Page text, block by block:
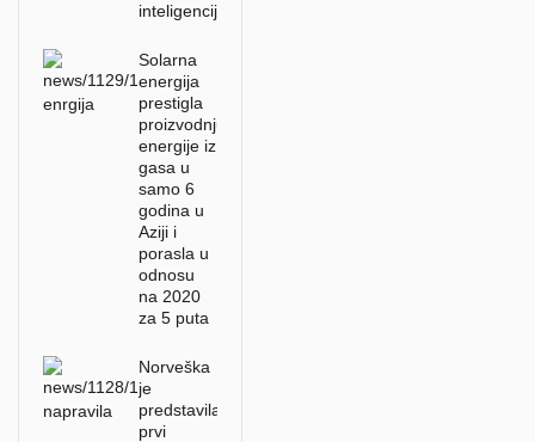
inteligencije?
Solarna
energija
prestigla
proizvodnju
energije iz
gasa u
samo 6
godina u
Aziji i
porasla u
odnosu
na 2020
za 5 puta
Norveška
je
predstavila
prvi